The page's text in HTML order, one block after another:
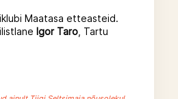
Maatasa etteasteid.
Igor Taro , Tartu